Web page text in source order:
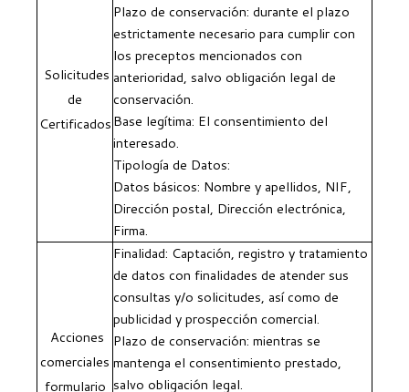
Solicitudes
de
Certificados
Plazo de conservación: durante el plazo
estrictamente necesario para cumplir con
los preceptos mencionados con
anterioridad, salvo obligación legal de
conservación.
Base legítima: El consentimiento del
interesado.
Tipología de Datos:
Datos básicos: Nombre y apellidos, NIF,
Dirección postal, Dirección electrónica,
Firma.
Acciones
comerciales
formulario
Finalidad: Captación, registro y tratamiento
de datos con finalidades de atender sus
consultas y/o solicitudes, así como de
publicidad y prospección comercial.
Plazo de conservación: mientras se
mantenga el consentimiento prestado,
salvo obligación legal.